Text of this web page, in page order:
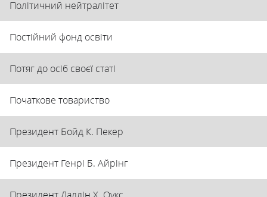
Політичний нейтралітет
Постійний фонд освіти
Потяг до осіб своєї статі
Початкове товариство
Президент Бойд К. Пекер
Президент Генрі Б. Айрінг